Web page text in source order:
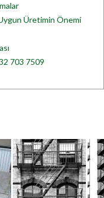
Üretimin Önemi
703 7509